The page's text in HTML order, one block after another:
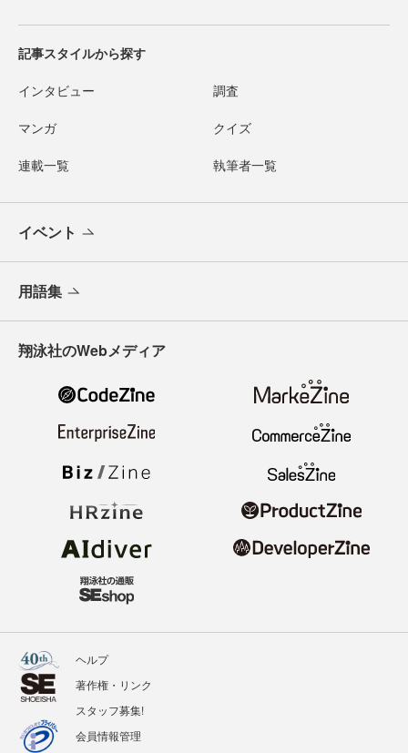
記事スタイルから探す
インタビュー 調査
マンガ クイズ
連載一覧 執筆者一覧
イベント
用語集
翔泳社のWebメディア
ヘルプ
著作権・リンク
スタッフ募集!
会員情報管理